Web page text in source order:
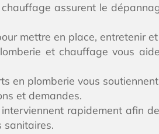
assurent le
mettre en place, entretenir
et chauffage vous
en plomberie vous
et demandes.
rapidement afin
sanitaires.